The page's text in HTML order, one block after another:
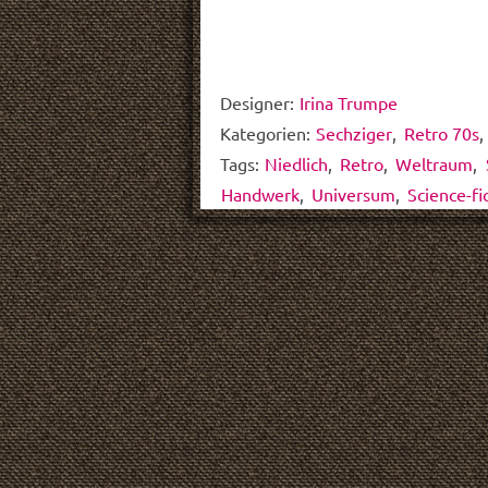
Designer: Irina Trumpe
Kategorien: Sechziger Retro 70s
Tags: Niedlich Retro Weltraum
Handwerk Universum Science-